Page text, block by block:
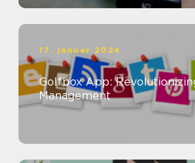
17. januar 2024
Golfbox App:
Management